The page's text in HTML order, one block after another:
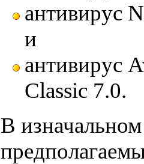
антивирус
и
антивирус
Classic 7.0.
В